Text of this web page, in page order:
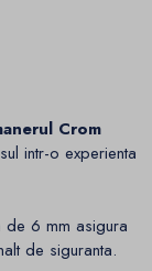
Crom
intr-o experienta
de 6 mm asigura
de siguranta.